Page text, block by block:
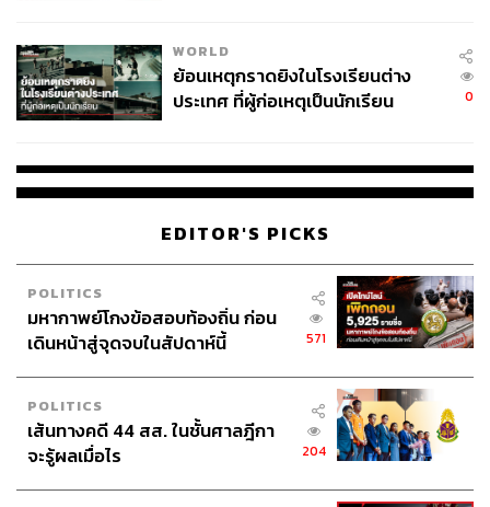
WORLD
ย้อนเหตุกราดยิงในโรงเรียนต่าง
ประเทศ ที่ผู้ก่อเหตุเป็นนักเรียน
0
EDITOR'S PICKS
POLITICS
มหากาพย์โกงข้อสอบท้องถิ่น ก่อน
เดินหน้าสู่จุดจบในสัปดาห์นี้
571
POLITICS
เส้นทางคดี 44 สส. ในชั้นศาลฎีกา
จะรู้ผลเมื่อไร
204